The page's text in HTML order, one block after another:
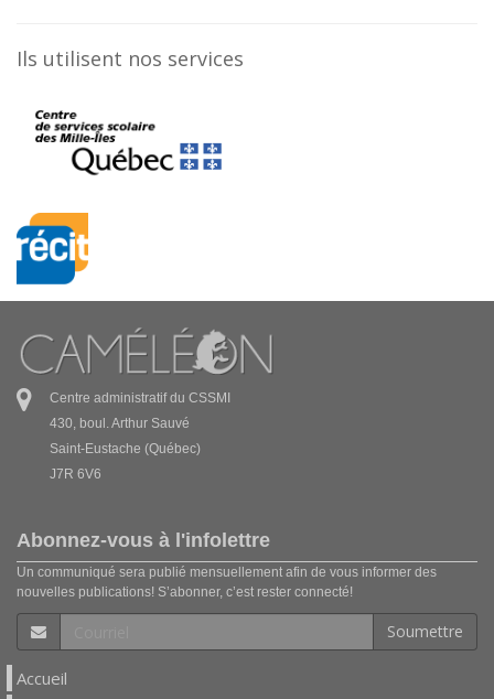
Ils utilisent nos services
Centre administratif du CSSMI
430, boul. Arthur Sauvé
Saint-Eustache (Québec)
J7R 6V6
Abonnez-vous à l'infolettre
Un communiqué sera publié mensuellement afin de vous informer des
nouvelles publications! S’abonner, c’est rester connecté!
Soumettre
Accueil